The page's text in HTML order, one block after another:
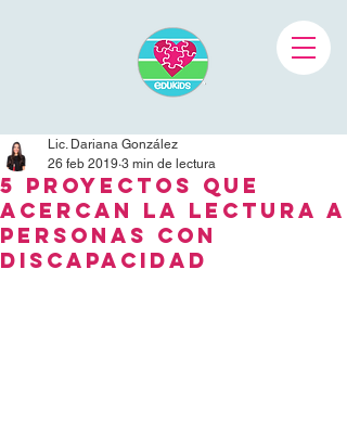
5 Proyectos que
acercan la lectura a
personas con
discapacidad
Lic. Dariana González
26 feb 2019 3 min de lectura